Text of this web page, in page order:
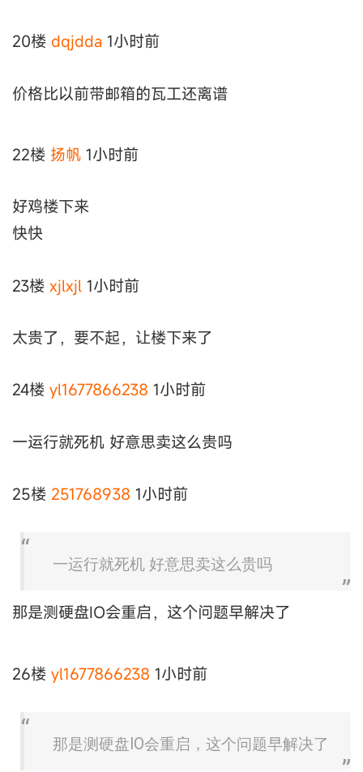
20楼 dqjdda 1小时前
价格比以前带邮箱的瓦工还离谱
22楼 扬帆 1小时前
好鸡楼下来
快快
23楼 xjlxjl 1小时前
太贵了，要不起，让楼下来了
24楼 yl1677866238 1小时前
一运行就死机 好意思卖这么贵吗
25楼 251768938 1小时前
一运行就死机 好意思卖这么贵吗
那是测硬盘IO会重启，这个问题早解决了
26楼 yl1677866238 1小时前
那是测硬盘IO会重启，这个问题早解决了